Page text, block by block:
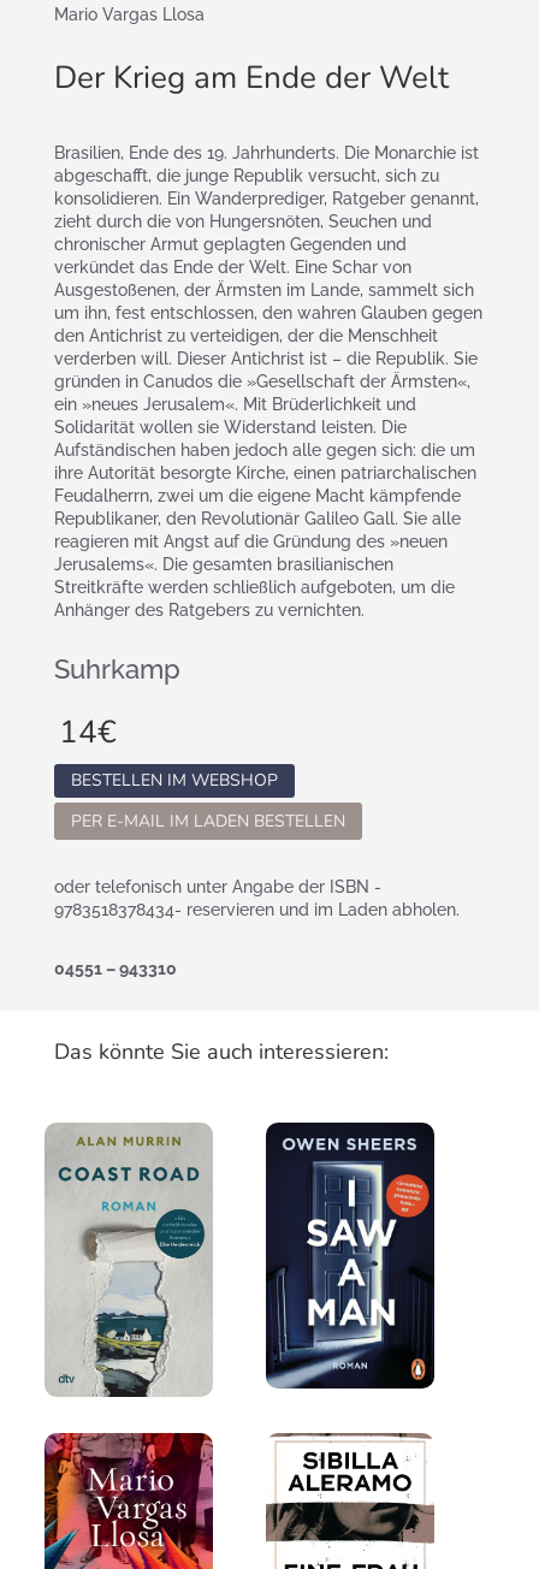
Mario Vargas Llosa
Der Krieg am Ende der Welt
Brasilien, Ende des 19. Jahrhunderts. Die Monarchie ist
abgeschafft, die junge Republik versucht, sich zu
konsolidieren. Ein Wanderprediger, Ratgeber genannt,
zieht durch die von Hungersnöten, Seuchen und
chronischer Armut geplagten Gegenden und
verkündet das Ende der Welt. Eine Schar von
Ausgestoßenen, der Ärmsten im Lande, sammelt sich
um ihn, fest entschlossen, den wahren Glauben gegen
den Antichrist zu verteidigen, der die Menschheit
verderben will. Dieser Antichrist ist – die Republik. Sie
gründen in Canudos die »Gesellschaft der Ärmsten«,
ein »neues Jerusalem«. Mit Brüderlichkeit und
Solidarität wollen sie Widerstand leisten. Die
Aufständischen haben jedoch alle gegen sich: die um
ihre Autorität besorgte Kirche, einen patriarchalischen
Feudalherrn, zwei um die eigene Macht kämpfende
Republikaner, den Revolutionär Galileo Gall. Sie alle
reagieren mit Angst auf die Gründung des »neuen
Jerusalems«. Die gesamten brasilianischen
Streitkräfte werden schließlich aufgeboten, um die
Anhänger des Ratgebers zu vernichten.
Suhrkamp
14€
BESTELLEN IM WEBSHOP
PER E-MAIL IM LADEN BESTELLEN
oder telefonisch unter Angabe der ISBN -
9783518378434- reservieren und im Laden abholen.
04551 – 943310
Das könnte Sie auch interessieren: